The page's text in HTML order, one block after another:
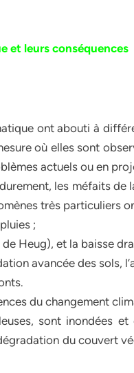
et leurs conséquences
ont abouti à
où elles sont
actuels ou en
les méfaits
très particuliers
;
Heug), et la baisse
avancée des sols,
du changement
sont inondées et
du couvert